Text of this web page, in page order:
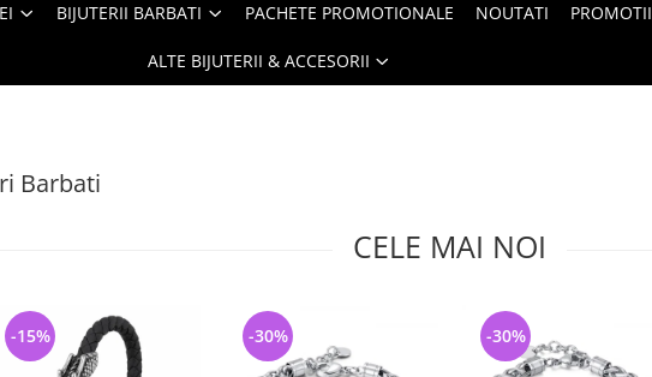
BIJUTERII BARBATI PACHETE PROMOTIONALE NOUTATI PROMOTII
ALTE BIJUTERII & ACCESORII
Barbati
CELE MAI NOI
-15% -30% -30%